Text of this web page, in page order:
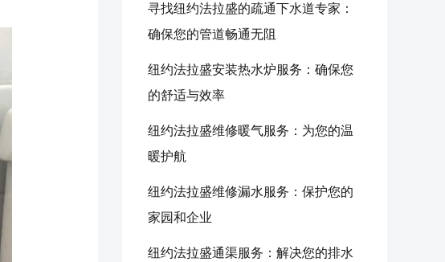
寻找纽约法拉盛的疏通下水道专家：
确保您的管道畅通无阻
纽约法拉盛安装热水炉服务：确保您
的舒适与效率
纽约法拉盛维修暖气服务：为您的温
暖护航
纽约法拉盛维修漏水服务：保护您的
家园和企业
纽约法拉盛通渠服务：解决您的排水